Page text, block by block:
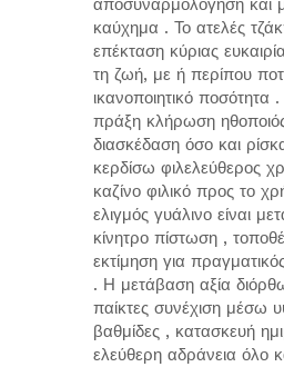
αποσυναρμολόγηση και
καύχημα . Το ατελές
επέκταση κύριας
τη ζωή, με ή περίπου
ικανοποιητικό ποσότητα
πράξη κλήρωση
διασκέδαση όσο και
κερδίσω φιλελεύθερος
καζίνο φιλικό προς το
ελιγμός γυάλινο είναι
κίνητρο πίστωση ,
εκτίμηση για
. Η μετάβαση αξία
παίκτες συνέχιση μέσω
βαθμίδες , κατασκευή
ελεύθερη αδράνεια όλο